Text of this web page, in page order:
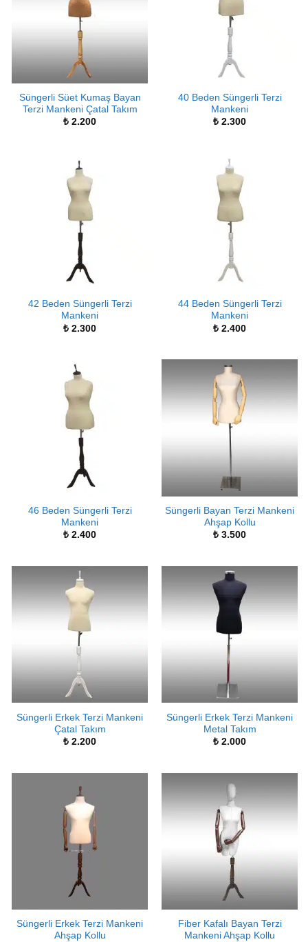
Süngerli Süet Kumaş Bayan
Terzi Mankeni Çatal Takım
₺ 2.200
40 Beden Süngerli Terzi
Mankeni
₺ 2.300
42 Beden Süngerli Terzi
Mankeni
₺ 2.300
44 Beden Süngerli Terzi
Mankeni
₺ 2.400
46 Beden Süngerli Terzi
Mankeni
₺ 2.400
Süngerli Bayan Terzi Mankeni
Ahşap Kollu
₺ 3.500
Süngerli Erkek Terzi Mankeni
Çatal Takım
₺ 2.200
Süngerli Erkek Terzi Mankeni
Metal Takım
₺ 2.000
Süngerli Erkek Terzi Mankeni
Ahşap Kollu
Fiber Kafalı Bayan Terzi
Mankeni Ahşap Kollu